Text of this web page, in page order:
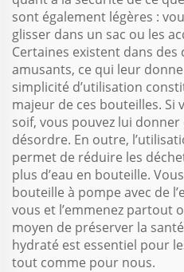
sont également légères :
glisser dans un sac ou les
Certaines existent dans des
amusants, ce qui leur
simplicité d’utilisation
majeur de ces bouteilles.
soif, vous pouvez lui donner
désordre. En outre,
permet de réduire les
plus d’eau en bouteille.
bouteille à pompe avec de
vous et l’emmenez partout
moyen de préserver la
hydraté est essentiel pour
tout comme pour nous.